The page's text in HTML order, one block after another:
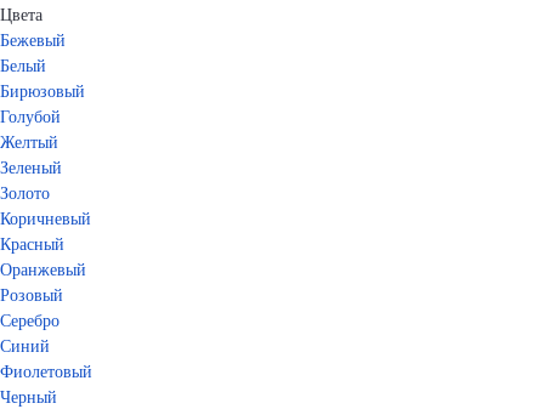
Цвета
Бежевый
Белый
Бирюзовый
Голубой
Желтый
Зеленый
Золото
Коричневый
Красный
Оранжевый
Розовый
Серебро
Синий
Фиолетовый
Черный